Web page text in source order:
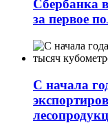
Сбербанка
за первое
С начала